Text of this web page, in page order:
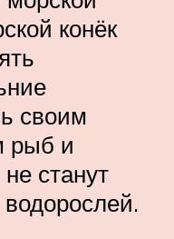
конёк
своим
рыб и
станут